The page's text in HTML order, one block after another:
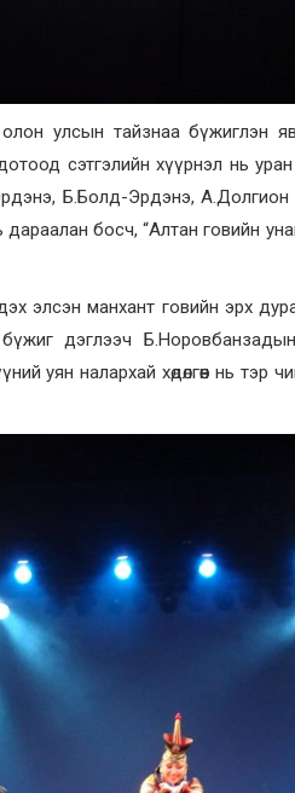
олон улсын тайзнаа
сэтгэлийн хүүрнэл нь
Б.Болд-Эрдэнэ, А.Долгион
босч, “Алтан говийн
элсэн манхант говийн эрх
дэглээч
уян налархай хөдөлгөөн нь